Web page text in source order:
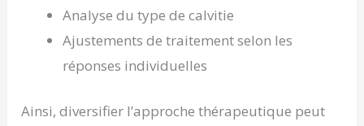
Analyse du type de calvitie
Ajustements de traitement selon les
réponses individuelles
Ainsi, diversifier l’approche thérapeutique peut